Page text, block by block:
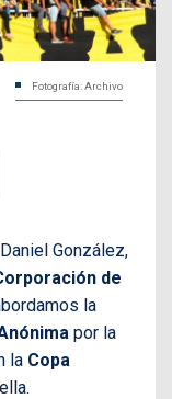
Fotografía: Archivo
González,
de
la
por la
la Copa